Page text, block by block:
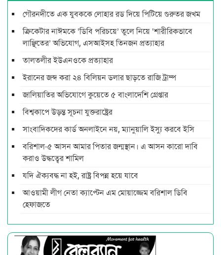
গৌরনদীতে এক যুবককে লোহার রড দিয়ে পিটিয়ে গুরুতর জখম
ক্রিকেটার নাঈমকে ‘ডিবি পরিচয়ে’ তুলে নিয়ে ‘শারীরিকভাবে
লাঞ্ছিতের’ অভিযোগ, এসআইসহ তিনজন প্রত্যাহার
তালতলীর ইউএনওকে প্রত্যাহার
ইরানের জব্দ করা ২৪ বিলিয়ন ডলার ছাড়তে রাজি ট্রাম্প
জালিয়াতির অভিযোগে কুয়েতে ৫ বাংলাদেশি গ্রেপ্তার
বিশ্বকাপে উড়ন্ত সূচনা যুক্তরাষ্ট্রের
সাংবাদিকদের কার্ড অনলাইনে নয়, ম্যানুয়ালি ইস্যু করবে ইসি
বরিশাল-৫ আসন আমার পিতার জন্মস্থান। এ আসন কারো দাবি
করাও উদ্ধত্বের শামিল
যদি ঐক্যবদ্ধ না হই, রাষ্ট্র বিপন্ন হয়ে যাবে
আওয়ামী লীগ নেতা ক্যাপ্টেন এম মোয়াজ্জেম বরিশাল ডিবি
হেফাজতে